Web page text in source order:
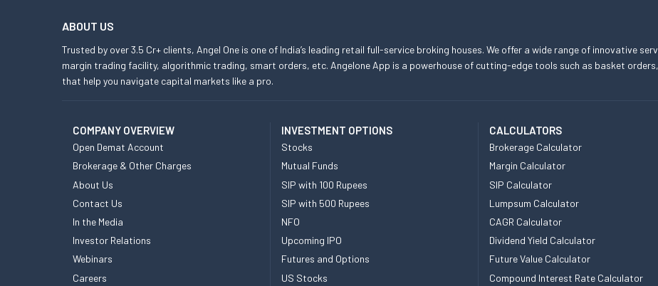
ABOUT US
Trusted by over 3.5 Cr+ clients, Angel One is one of India’s leading retail full-service broking houses. We offer a wide range of innovative
margin trading facility, algorithmic trading, smart orders, etc. Angelone App is a powerhouse of cutting-edge tools such as basket
that help you navigate capital markets like a pro.
COMPANY OVERVIEW
Open Demat Account
Brokerage & Other Charges
About Us
Contact Us
In the Media
Investor Relations
Webinars
Careers
INVESTMENT OPTIONS
Stocks
Mutual Funds
SIP with 100 Rupees
SIP with 500 Rupees
NFO
Upcoming IPO
Futures and Options
US Stocks
CALCULATORS
Brokerage Calculator
Margin Calculator
SIP Calculator
Lumpsum Calculator
CAGR Calculator
Dividend Yield Calculator
Future Value Calculator
Compound Interest Rate Calculator